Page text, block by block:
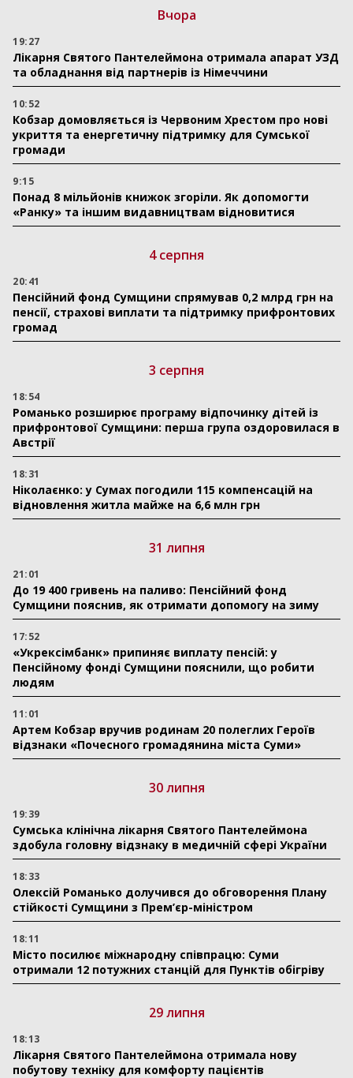
Вчора
19:27
Лікарня Святого Пантелеймона отримала апарат УЗД
та обладнання від партнерів із Німеччини
10:52
Кобзар домовляється із Червоним Хрестом про нові
укриття та енергетичну підтримку для Сумської
громади
9:15
Понад 8 мільйонів книжок згоріли. Як допомогти
«Ранку» та іншим видавництвам відновитися
4 серпня
20:41
Пенсійний фонд Сумщини спрямував 0,2 млрд грн на
пенсії, страхові виплати та підтримку прифронтових
громад
3 серпня
18:54
Романько розширює програму відпочинку дітей із
прифронтової Сумщини: перша група оздоровилася в
Австрії
18:31
Ніколаєнко: у Сумах погодили 115 компенсацій на
відновлення житла майже на 6,6 млн грн
31 липня
21:01
До 19 400 гривень на паливо: Пенсійний фонд
Сумщини пояснив, як отримати допомогу на зиму
17:52
«Укрексімбанк» припиняє виплату пенсій: у
Пенсійному фонді Сумщини пояснили, що робити
людям
11:01
Артем Кобзар вручив родинам 20 полеглих Героїв
відзнаки «Почесного громадянина міста Суми»
30 липня
19:39
Сумська клінічна лікарня Святого Пантелеймона
здобула головну відзнаку в медичній сфері України
18:33
Олексій Романько долучився до обговорення Плану
стійкості Сумщини з Прем’єр-міністром
18:11
Місто посилює міжнародну співпрацю: Суми
отримали 12 потужних станцій для Пунктів обігріву
29 липня
18:13
Лікарня Святого Пантелеймона отримала нову
побутову техніку для комфорту пацієнтів